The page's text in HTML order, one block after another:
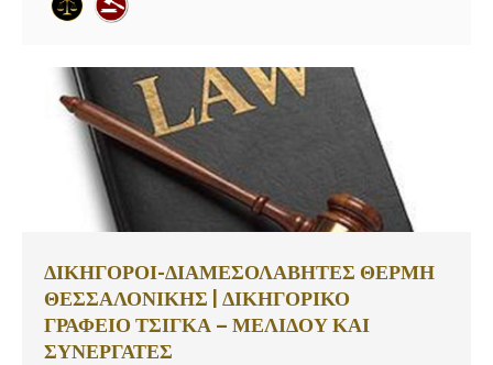
ΔΙΚΗΓΟΡΟΙ-ΔΙΑΜΕΣΟΛΑΒΗΤΕΣ ΘΕΡΜΗ
ΘΕΣΣΑΛΟΝΙΚΗΣ | ΔΙΚΗΓΟΡΙΚΟ
ΓΡΑΦΕΙΟ ΤΣΙΓΚΑ – ΜΕΛΙΔΟΥ ΚΑΙ
ΣΥΝΕΡΓΑΤΕΣ